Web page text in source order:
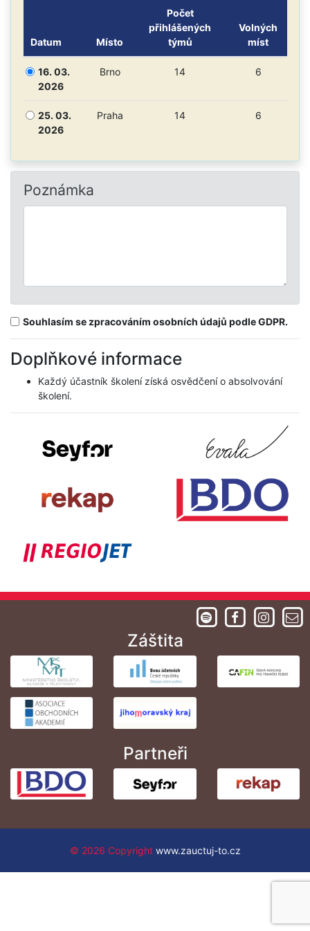
Datum Místo
Počet
přihlášených
týmů
Volných
míst
16. 03.
2026
Brno 14 6
25. 03.
2026
Praha 14 6
Poznámka
Souhlasím se zpracováním osobních údajů podle GDPR.
Doplňkové informace
Každý účastník školení získá osvědčení o absolvování
školení.
Záštita
Partneři
© 2026 Copyright www.zauctuj-to.cz